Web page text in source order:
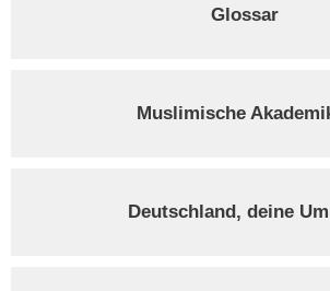
Glossar
Muslimische
Deutschland, deine